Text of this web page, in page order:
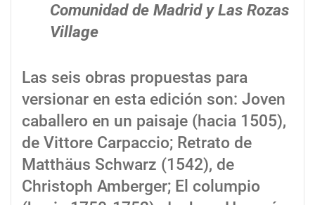
Comunidad de Madrid y Las Rozas
Village
Las seis obras propuestas para
versionar en esta edición son: Joven
caballero en un paisaje (hacia 1505),
de Vittore Carpaccio; Retrato de
Matthäus Schwarz (1542), de
Christoph Amberger; El columpio